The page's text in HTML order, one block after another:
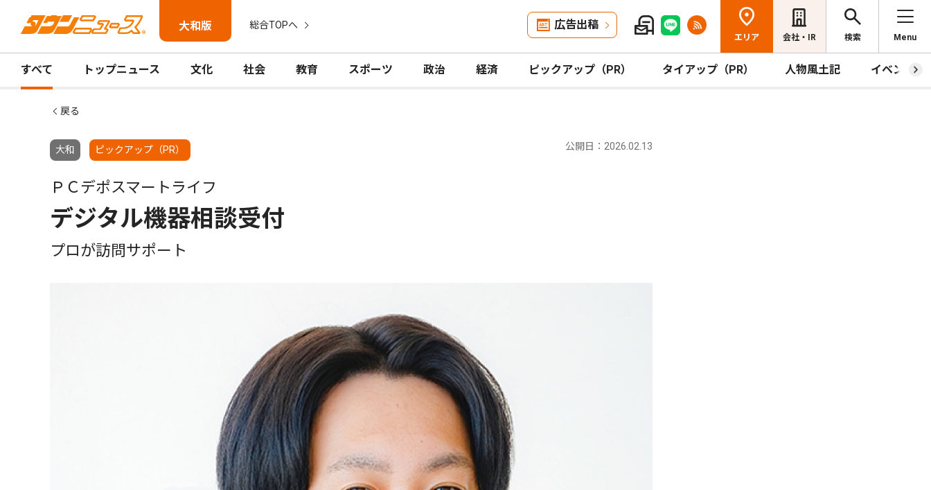
大和版 総合TOPへ 広告出稿
エリア 会社・IR 検索 Menu
すべて トップニュース 文化 社会 教育 スポーツ 政治 経済 ピックアップ（PR） タイアップ（PR） 人物風土記 イベント
戻る
大和 ピックアップ（PR） 公開日：2026.02.13
ＰＣデポスマートライフ
デジタル機器相談受付
プロが訪問サポート